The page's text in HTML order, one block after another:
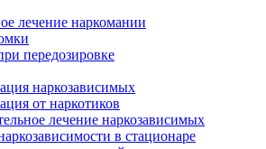
лечение наркомании
передозировке
наркозависимых
от наркотиков
лечение наркозависимых
в стационаре